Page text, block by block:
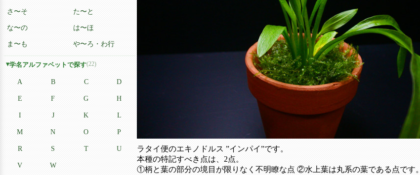
ラタイ便のエキノドルス ”インパイ”です。
本種の特記すべき点は、2点。
①柄と葉の部分の境目が限りなく不明瞭な点 ②水上葉は丸系の葉である点です。
さ〜そ た〜と
な〜の は〜ほ
ま〜も や〜ろ・わ行
学名アルファベットで探す(22)
A B C D
E F G H
I J K L
M N O P
R S T U
V W